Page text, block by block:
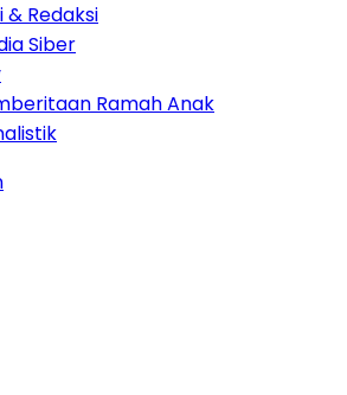
Redaksi
Siber
Ramah Anak